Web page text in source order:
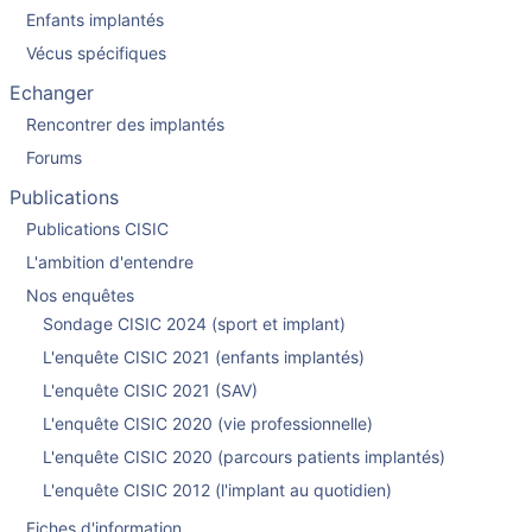
Enfants implantés
Vécus spécifiques
Echanger
Rencontrer des implantés
Forums
Publications
Publications CISIC
L'ambition d'entendre
Nos enquêtes
Sondage CISIC 2024 (sport et implant)
L'enquête CISIC 2021 (enfants implantés)
L'enquête CISIC 2021 (SAV)
L'enquête CISIC 2020 (vie professionnelle)
L'enquête CISIC 2020 (parcours patients implantés)
L'enquête CISIC 2012 (l'implant au quotidien)
Fiches d'information